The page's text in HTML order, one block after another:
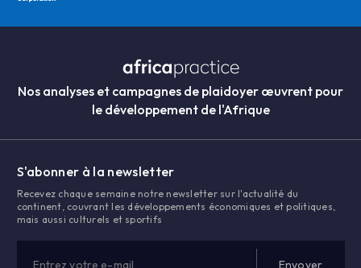
Nos analyses et campagnes de plaidoyer œuvrent pour
le développement de l'Afrique
S'abonner à la newsletter
Recevez chaque semaine notre newsletter sur l'actualité du
continent, couvrant les développements économiques et politiques,
mais aussi culturels et sportifs